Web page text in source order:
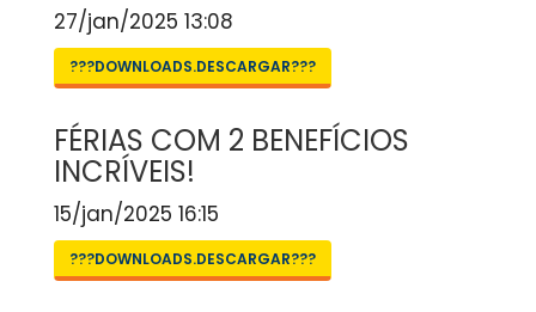
27/jan/2025 13:08
???DOWNLOADS.DESCARGAR???
FÉRIAS COM 2 BENEFÍCIOS
INCRÍVEIS!
15/jan/2025 16:15
???DOWNLOADS.DESCARGAR???